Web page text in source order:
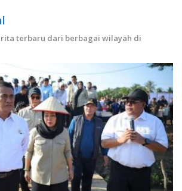
terbaru dari berbagai wilayah di